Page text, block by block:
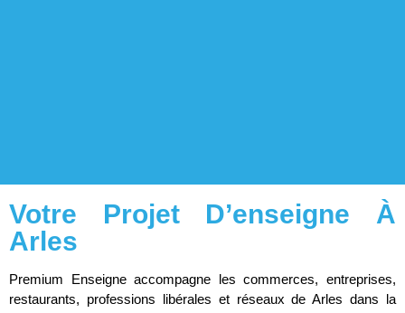
Votre Projet D’enseigne À
Arles
Premium Enseigne accompagne les commerces, entreprises,
restaurants, professions libérales et réseaux de Arles dans la